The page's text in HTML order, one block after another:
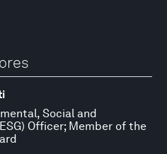
Social and
Officer; Member of the